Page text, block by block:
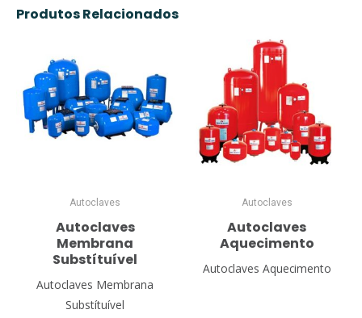
Produtos Relacionados
Autoclaves
Autoclaves
Membrana
Substítuível
Autoclaves Membrana
Substítuível
Autoclaves
Autoclaves
Aquecimento
Autoclaves Aquecimento